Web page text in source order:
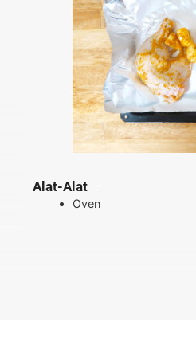
Alat-Alat
Oven